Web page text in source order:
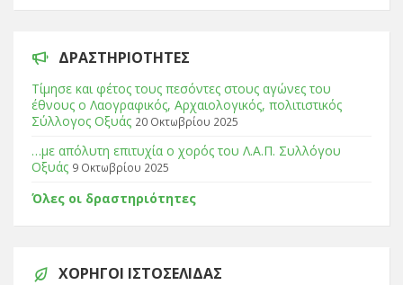
ΔΡΑΣΤΗΡΙΌΤΗΤΕΣ
Τίμησε και φέτος τους πεσόντες στους αγώνες του
έθνους ο Λαογραφικός, Αρχαιολογικός, πολιτιστικός
Σύλλογος Οξυάς 20 Οκτωβρίου 2025
…με απόλυτη επιτυχία ο χορός του Λ.Α.Π. Συλλόγου
Οξυάς 9 Οκτωβρίου 2025
Όλες οι δραστηριότητες
ΧΟΡΗΓΟΊ ΙΣΤΟΣΕΛΊΔΑΣ